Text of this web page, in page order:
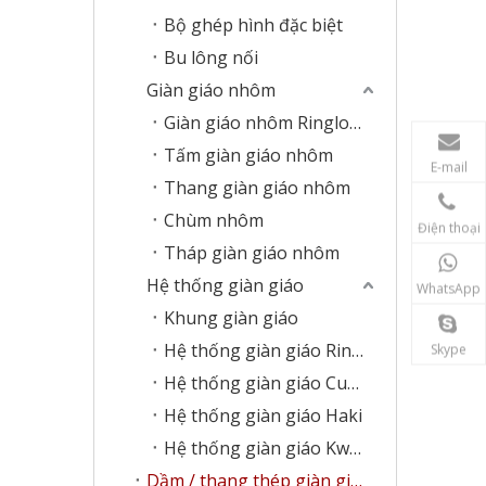
E-mail
Điện thoại
WhatsApp
Skype
Bộ ghép hình đặc biệt
Bu lông nối
Giàn giáo nhôm
Giàn giáo nhôm Ringlock
Tấm giàn giáo nhôm
Thang giàn giáo nhôm
Chùm nhôm
Tháp giàn giáo nhôm
Hệ thống giàn giáo
Khung giàn giáo
Hệ thống giàn giáo Ringlock
Hệ thống giàn giáo Cupplock
Hệ thống giàn giáo Haki
Hệ thống giàn giáo Kwikstage
Dầm / thang thép giàn giáo